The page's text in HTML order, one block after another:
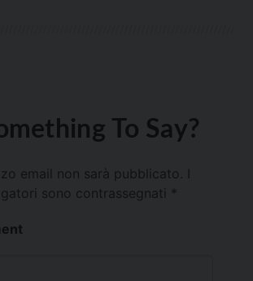
To Say?
email non sarà pubblicato.
sono contrassegnati *